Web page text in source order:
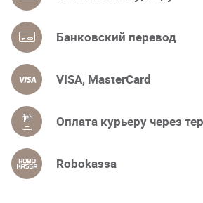
Банковский перевод
VISA, MasterCard
Оплата курьеру через
Robokassa